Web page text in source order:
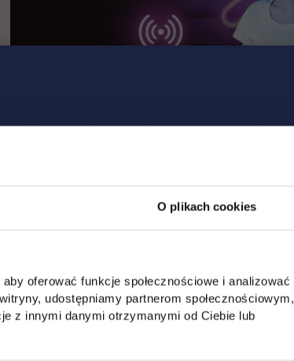
O plikach cookies
oferować funkcje społecznościowe i analizować
udostępniamy partnerom społecznościowym,
z innymi danymi otrzymanymi od Ciebie lub